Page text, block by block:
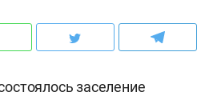
заселение